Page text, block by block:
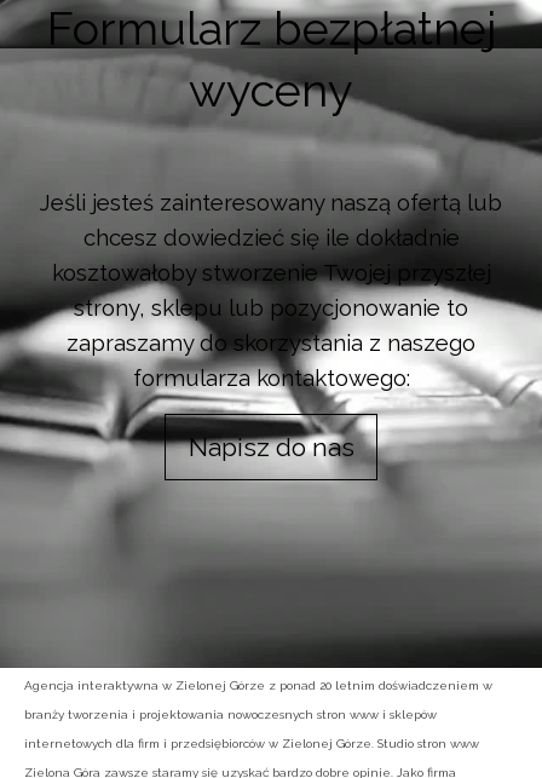
Formularz bezpłatnej
wyceny
Jeśli jesteś zainteresowany naszą ofertą lub
chcesz dowiedzieć się ile dokładnie
kosztowałoby stworzenie Twojej przyszłej
strony, sklepu lub pozycjonowanie to
zapraszamy do skorzystania z naszego
formularza kontaktowego:
Napisz do nas
Agencja interaktywna w Zielonej Górze z ponad 20 letnim doświadczeniem w
branży tworzenia i projektowania nowoczesnych stron www i sklepów
internetowych dla firm i przedsiębiorców w Zielonej Górze. Studio stron www
Zielona Góra zawsze staramy się uzyskać bardzo dobre opinie. Jako firma